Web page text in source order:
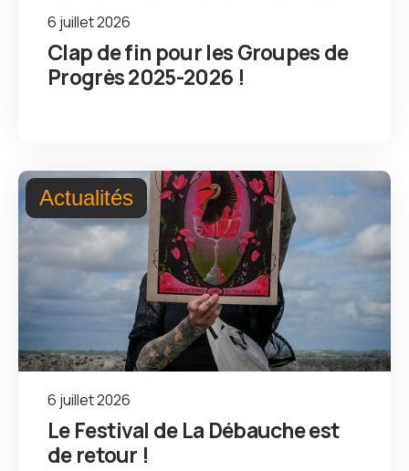
6 juillet 2026
Clap de fin pour les Groupes de
Progrès 2025-2026 !
Actualités
6 juillet 2026
Le Festival de La Débauche est
de retour !